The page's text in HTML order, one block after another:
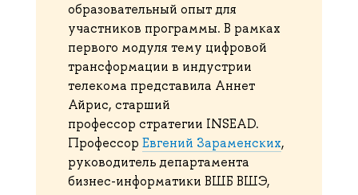
образовательный опыт для
участников программы. В рамках
первого модуля тему цифровой
трансформации в индустрии
телекома представила Аннет
Айрис, старший
профессор стратегии INSEAD.
Профессор Евгений Зараменских,
руководитель департамента
бизнес-информатики ВШБ ВШЭ,